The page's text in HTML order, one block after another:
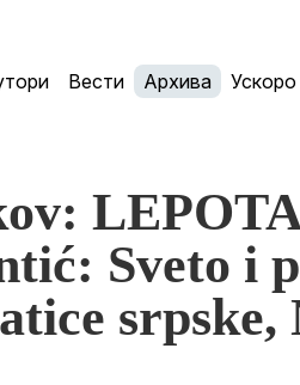
Вести Архива Ускоро
Sveto i
srpske,